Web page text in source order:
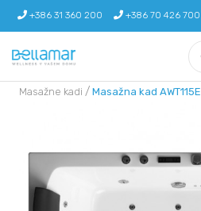
+386 31 360 200 +386 70 426 700
Masažne kadi / Masažna kad AWT115E